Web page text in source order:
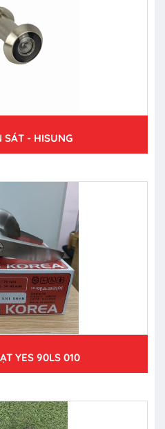
SÁT - HISUNG
YES 90LS 010